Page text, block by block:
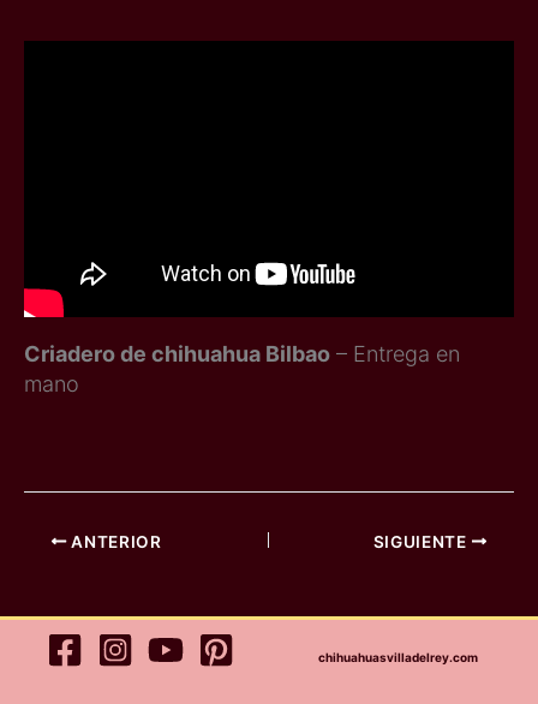
Criadero de chihuahua Bilbao – Entrega en
mano
ANTERIOR SIGUIENTE
chihuahuasvilladelrey.com